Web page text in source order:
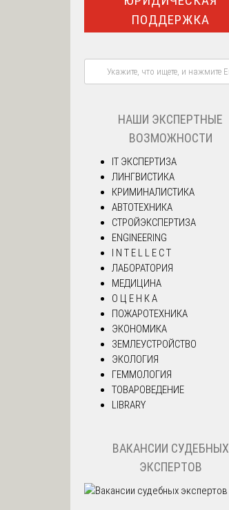
ПОДДЕРЖКА
НАШИ ЭКСПЕРТНЫЕ
ВОЗМОЖНОСТИ
IT ЭКСПЕРТИЗА
ЛИНГВИСТИКА
КРИМИНАЛИСТИКА
АВТОТЕХНИКА
СТРОЙЭКСПЕРТИЗА
ENGINEERING
I N T E L L E C T
ЛАБОРАТОРИЯ
МЕДИЦИНА
О Ц Е Н К А
ПОЖАРОТЕХНИКА
ЭКОНОМИКА
ЗЕМЛЕУСТРОЙСТВО
ЭКОЛОГИЯ
ГЕММОЛОГИЯ
ТОВАРОВЕДЕНИЕ
LIBRARY
ВАКАНСИИ СУДЕБНЫХ
ЭКСПЕРТОВ